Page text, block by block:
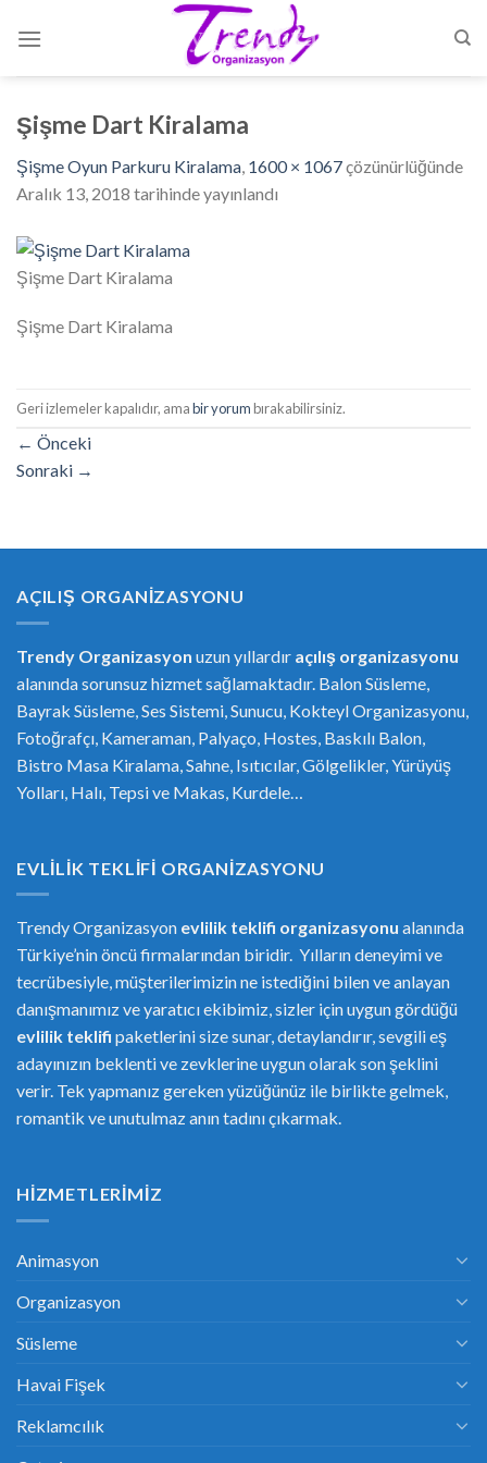
Şişme Dart Kiralama
Şişme Oyun Parkuru Kiralama, 1600 × 1067çözünürlüğünde
Aralık 13, 2018 tarihinde yayınlandı
Şişme Dart Kiralama
Şişme Dart Kiralama
Geri izlemeler kapalıdır, amabir yorumbırakabilirsiniz.
← Önceki
Sonraki →
AÇILIŞ ORGANIZASYONU
Trendy Organizasyon uzun yıllardır açılış organizasyonu
alanında sorunsuz hizmet sağlamaktadır. Balon Süsleme,
Bayrak Süsleme, Ses Sistemi, Sunucu, Kokteyl Organizasyonu,
Fotoğrafçı, Kameraman, Palyaço, Hostes, Baskılı Balon,
Bistro Masa Kiralama, Sahne, Isıtıcılar, Gölgelikler, Yürüyüş
Yolları, Halı, Tepsi ve Makas, Kurdele…
EVLILIK TEKLIFI ORGANIZASYONU
Trendy Organizasyon evlilik teklifi organizasyonu alanında
Türkiye’nin öncü firmalarından biridir. Yılların deneyimi ve
tecrübesiyle, müşterilerimizin ne istediğini bilen ve anlayan
danışmanımız ve yaratıcı ekibimiz, sizler için uygun gördüğü
evlilik teklifi paketlerini size sunar, detaylandırır, sevgili eş
adayınızın beklenti ve zevklerine uygun olarak son şeklini
verir. Tek yapmanız gereken yüzüğünüz ile birlikte gelmek,
romantik ve unutulmaz anın tadını çıkarmak.
HIZMETLERIMIZ
Animasyon
Organizasyon
Süsleme
Havai Fişek
Reklamcılık